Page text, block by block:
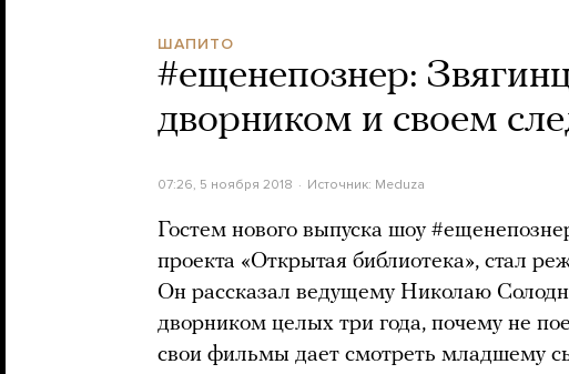
ШАПИТО
#ещенепознер:
дворником и своем
07:26, 5 ноября 2018 Источник: Meduza
Гостем нового выпуска шоу
проекта «Открытая библиотека», стал
Он рассказал ведущему Николаю
дворником целых три года, почему не
свои фильмы дает смотреть младшему